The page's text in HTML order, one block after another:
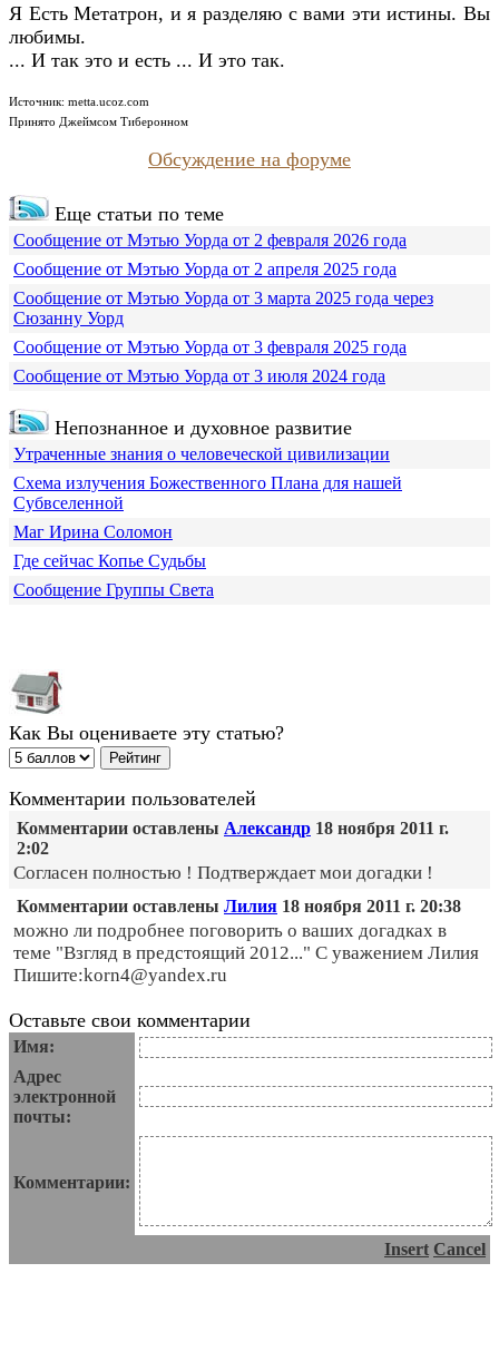
Я Есть Метатрон, и я разделяю с вами эти истины. Вы
любимы.
... И так это и есть ... И это так.
Источник: metta.ucoz.com
Принято Джеймсом Тиберонном
Обсуждение на форуме
Еще статьи по теме
Сообщение от Мэтью Уорда от 2 февраля 2026 года
Сообщение от Мэтью Уорда от 2 апреля 2025 года
Сообщение от Мэтью Уорда от 3 марта 2025 года через
Сюзанну Уорд
Сообщение от Мэтью Уорда от 3 февраля 2025 года
Сообщение от Мэтью Уорда от 3 июля 2024 года
Непознанное и духовное развитие
Утраченные знания о человеческой цивилизации
Схема излучения Божественного Плана для нашей
Субвселенной
Маг Ирина Соломон
Где сейчас Копье Судьбы
Сообщение Группы Света
Как Вы оцениваете эту статью?
Комментарии пользователей
Комментарии оставлены Александр 18 ноября 2011 г.
2:02
Согласен полностью ! Подтверждает мои догадки !
Комментарии оставлены Лилия 18 ноября 2011 г. 20:38
можно ли подробнее поговорить о ваших догадках в
теме "Взгляд в предстоящий 2012..." С уважением Лилия
Пишите:korn4@yandex.ru
Оставьте свои комментарии
Имя:
Адрес
электронной
почты:
Комментарии:
Insert Cancel